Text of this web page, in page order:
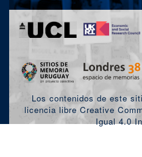
Los contenidos de este
licencia libre Creative
Igual 4.0